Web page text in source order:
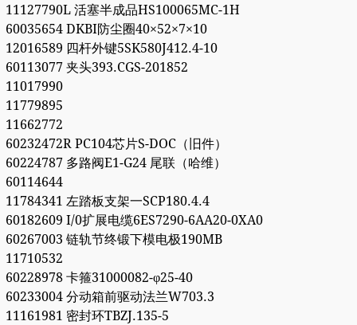
11127790L 活塞半成品HS100065MC-1H
60035654 DKBI防尘圈40×52×7×10
12016589 四杆外键5SK580J412.4-10
60113077 夹头393.CGS-201852
11017990
11779895
11662772
60232472R PC104芯片S-DOC（旧件）
60224787 多路阀E1-G24 尾联（哈维）
60114644
11784341 左踏板支架一SCP180.4.4
60182609 I/0扩展电缆6ES7290-6AA20-0XA0
60267003 链轨节终锻下模电极190MB
11710532
60228978 卡箍31000082-φ25-40
60233004 分动箱前驱动法兰W703.3
11161981 密封环TBZJ.135-5